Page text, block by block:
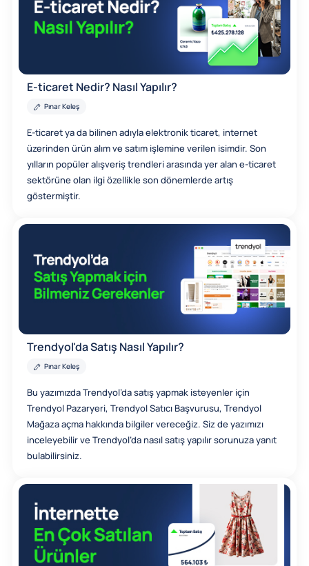
E-ticaret Nedir? Nasıl Yapılır?
Pınar Keleş
E-ticaret ya da bilinen adıyla elektronik ticaret, internet
üzerinden ürün alım ve satım işlemine verilen isimdir. Son
yılların popüler alışveriş trendleri arasında yer alan e-ticaret
sektörüne olan ilgi özellikle son dönemlerde artış
göstermiştir.
Trendyol'da Satış Nasıl Yapılır?
Pınar Keleş
Bu yazımızda Trendyol’da satış yapmak isteyenler için
Trendyol Pazaryeri, Trendyol Satıcı Başvurusu, Trendyol
Mağaza açma hakkında bilgiler vereceğiz. Siz de yazımızı
inceleyebilir ve Trendyol’da nasıl satış yapılır sorunuza yanıt
bulabilirsiniz.